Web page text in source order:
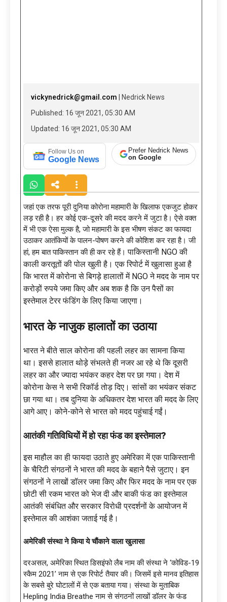
vickynedrick@gmail.com | Nedrick News
Published: 16 जून 2021, 05:30 AM
Updated: 16 जून 2021, 05:30 AM
Follow Us on
Google News
Prefer Nedrick News
on Google
जहां एक तरफ पूरी दुनिया कोरोना महामारी के खिलाफ एकजुट होकर
लड़ रही है। हर कोई एक-दूसरे की मदद करने में जुटा है। ऐसे वक्त
में भी एक ऐसा मुल्क है, जो महामारी के इस भीषण संकट का फायदा
उठाकर आतंकियों के पालन-पोषण करने की कोशिश कर रहा है। जी
हां, हम बात पाकिस्तान की ही कर रहे हैं।पाकिस्तानी NGO की
काली करतूतों की पोल खुली है। एक रिपोर्ट में खुलासा हुआ है
कि भारत में कोरोना से बिगड़े हालातों में NGO ने मदद के नाम पर
करोड़ों रुपये जमा किए और अब शक है कि उन पैसों का
इस्तेमाल टेरर फंडिंग के लिए किया जाएगा।
भारत के नाजुक हालातों का उठाया
भारत ने बीते साल कोरोना की पहली लहर का सामना किया
था। इससे हालात थोड़े संभलते ही नजर आ रहे थे कि दूसरी
लहर का और ज्यादा भयंकर कहर देश पर छा गया। देश में
कोरोना केस ने सभी रिकॉर्ड तोड़ दिए। सांसों का भयंकर संकट
छा गया था। तब दुनिया के अधिकतर देश भारत की मदद के लिए
आगे आए। कोने-कोने से भारत को मदद पहुंचाई गईं।
आतंकी गतिविधियों में हो रहा फंड का इस्तेमाल?
इस माहौल का ही फायदा उठाते हुए अमेरिका में एक पाकिस्तानी
के चैरिटी संगठनों ने भारत की मदद के बहाने पैसे जुटाए। इन
संगठनों ने लाखों डॉलर जमा किए और फिर मदद के नाम पर एक
छोटी सी रकम भारत को भेज दी और बाकी फंड का इस्तेमाल
आतंकी संबंधित और सरकार विरोधी प्रदर्शनों के आयोजन में
इस्तेमाल की आशंका जताई गई है।
अमेरिकी संस्था ने किया ये चौंकाने वाला खुलासा
दरअसल, अमेरिका स्थित डिसइंफो लैब नाम की संस्था ने ‘कोविड-19
स्कैम 2021’ नाम से एक रिपोर्ट तैयार की। जिसमें इसे मानव इतिहास
के सबसे बुरे घोटालों में से एक बताया गया। संस्था के मुताबिक
Hepling India Breathe नाम से संगठनों लाखों डॉलर के फंड